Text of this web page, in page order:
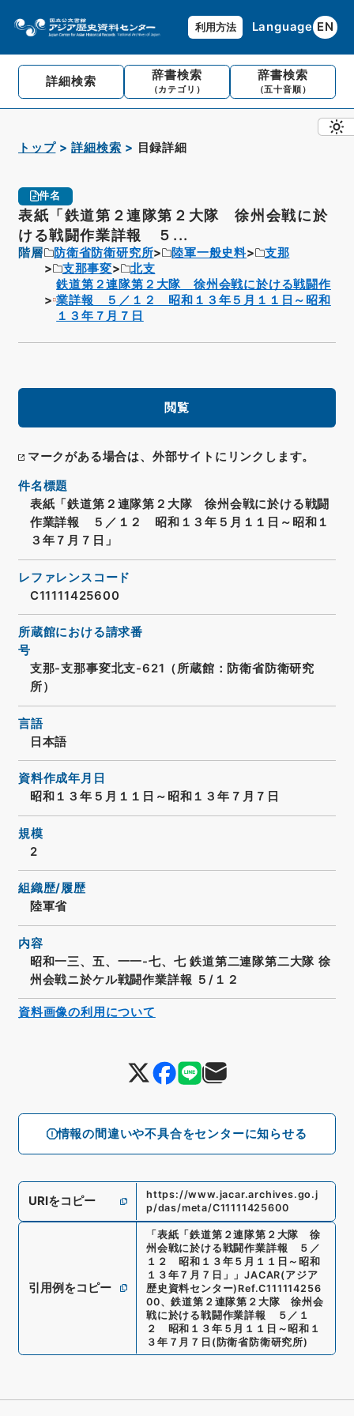
利用方法 Language EN
詳細検索 辞書検索
（カテゴリ）
辞書検索
（五十音順）
トップ 詳細検索 目録詳細
件名
表紙「鉄道第２連隊第２大隊 徐州会戦に於
ける戦闘作業詳報 ５...
階層 防衛省防衛研究所 陸軍一般史料
支那
支那事変
北支
鉄道第２連隊第２大隊 徐州会戦に於ける戦闘作
業詳報 ５／１２ 昭和１３年５月１１日～昭和
１３年７月７日
閲覧
マークがある場合は、外部サイトにリンクします。
情報の間違いや不具合をセンターに知らせる
件名標題
表紙「鉄道第２連隊第２大隊 徐州会戦に於ける戦闘
作業詳報 ５／１２ 昭和１３年５月１１日～昭和１
３年７月７日」
レファレンスコード
C11111425600
所蔵館における請求番
号
支那-支那事変北支-621（所蔵館：防衛省防衛研究
所）
言語
日本語
資料作成年月日
昭和１３年５月１１日～昭和１３年７月７日
規模
2
組織歴/履歴
陸軍省
内容
昭和一三、五、一一-七、七 鉄道第二連隊第二大隊 徐
州会戦ニ於ケル戦闘作業詳報 ５/１２
URIをコピー
https://www.jacar.archives.go.j
p/das/meta/C11111425600
引用例をコピー
「表紙「鉄道第２連隊第２大隊 徐
州会戦に於ける戦闘作業詳報 ５／
１２ 昭和１３年５月１１日～昭和
１３年７月７日」
」JACAR(アジア
歴史資料センター) Ref.C111114256
00、鉄道第２連隊第２大隊 徐州会
戦に於ける戦闘作業詳報 ５／１
２ 昭和１３年５月１１日～昭和１
３年７月７日 (防衛省防衛研究所)
資料画像の利用について